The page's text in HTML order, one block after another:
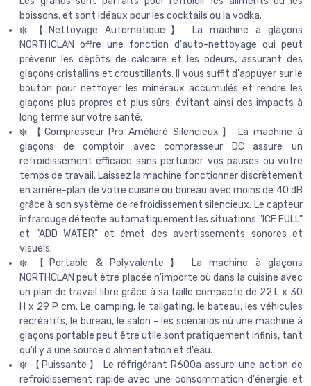
boissons, et sont idéaux pour les cocktails ou la vodka.
❄️ 【Nettoyage Automatique】 La machine à glaçons
NORTHCLAN offre une fonction d'auto-nettoyage qui peut
prévenir les dépôts de calcaire et les odeurs, assurant des
glaçons cristallins et croustillants. Il vous suffit d'appuyer sur le
bouton pour nettoyer les minéraux accumulés et rendre les
glaçons plus propres et plus sûrs, évitant ainsi des impacts à
long terme sur votre santé.
❄️ 【Compresseur Pro Amélioré Silencieux】 La machine à
glaçons de comptoir avec compresseur DC assure un
refroidissement efficace sans perturber vos pauses ou votre
temps de travail. Laissez la machine fonctionner discrètement
en arrière-plan de votre cuisine ou bureau avec moins de 40 dB
grâce à son système de refroidissement silencieux. Le capteur
infrarouge détecte automatiquement les situations "ICE FULL"
et "ADD WATER" et émet des avertissements sonores et
visuels.
❄️ 【Portable & Polyvalente】 La machine à glaçons
NORTHCLAN peut être placée n'importe où dans la cuisine avec
un plan de travail libre grâce à sa taille compacte de 22 L x 30
H x 29 P cm. Le camping, le tailgating, le bateau, les véhicules
récréatifs, le bureau, le salon - les scénarios où une machine à
glaçons portable peut être utile sont pratiquement infinis, tant
qu'il y a une source d'alimentation et d'eau.
❄️ 【Puissante】 Le réfrigérant R600a assure une action de
refroidissement rapide avec une consommation d'énergie et